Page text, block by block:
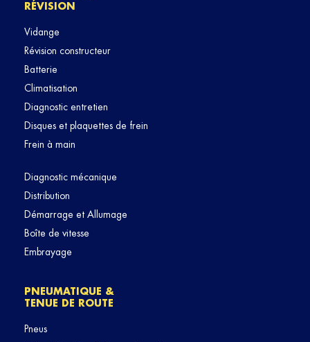
RÉVISION
Vidange
Révision constructeur
Batterie
Climatisation
Diagnostic entretien
Disques et plaquettes de frein
Frein à main
Diagnostic mécanique
Distribution
Démarrage et Allumage
Boîte de vitesse
Embrayage
PNEUMATIQUE &
TENUE DE ROUTE
Pneus